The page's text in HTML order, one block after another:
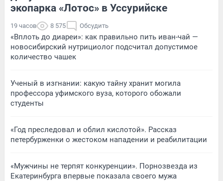
экопарка «Лотос» в Уссурийске
19 часов 8 575 Обсудить
«Вплоть до диареи»: как правильно пить иван-чай —
новосибирский нутрициолог подсчитал допустимое
количество чашек
Ученый в изгнании: какую тайну хранит могила
профессора уфимского вуза, которого обожали
студенты
«Год преследовал и облил кислотой». Рассказ
петербурженки о жестоком нападении и реабилитации
«Мужчины не терпят конкуренции». Порнозвезда из
Екатеринбурга впервые показала своего мужа